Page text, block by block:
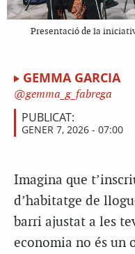
Presentació de la
GEMMA GARCIA
gemma_g_fabrega
PUBLICAT:
GENER 7, 2026 - 07:00
Imagina que
d’habitatge de
barri ajustat a les
economia no és un